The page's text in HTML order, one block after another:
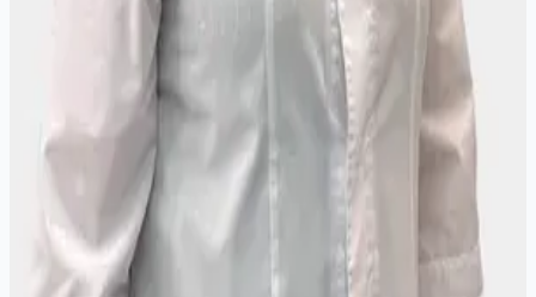
Гастроэнтеролог Старицина Е.А. - консультативный прием
Гастроэнтеролог Старицина Е.А. - консультативный прием
(повторный в течении 3 месяцев)
Другие специалисты:
Врач-
гастроэнтеролог